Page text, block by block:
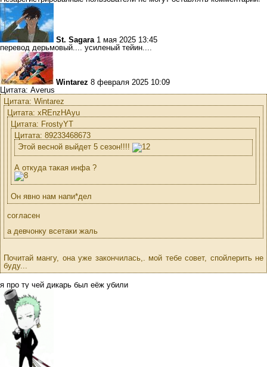
St. Sagara 1 мая 2025 13:45
перевод дерьмовый.... усиленый тейин....
Wintarez 8 февраля 2025 10:09
Цитата: Averus
Цитата: Wintarez
Цитата: xREnzHAyu
Цитата: FrostyYT
Цитата: 89233468673
Этой весной выйдет 5 сезон!!!!
А откуда такая инфа ?
Он явно нам напи*дел
согласен
а девчонку всетаки жаль
Почитай мангу, она уже закончилась,. мой тебе совет, спойлерить не
буду...
я про ту чей дикарь был еёж убили